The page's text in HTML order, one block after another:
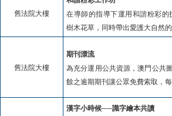
舊法院大樓
在導師的指導下運用和諧粉彩的
樹木花草，同時帶出愛護大自然
舊法院大樓
期刊漂流
為充分運用公共資源，澳門公共
餘之逾期期刊讓公眾免費索取，
漢字小時候──識字繪本共讀